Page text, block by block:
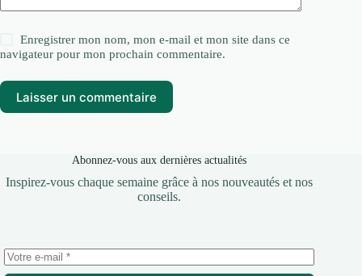
Enregistrer mon nom, mon e-mail et mon site dans ce
navigateur pour mon prochain commentaire.
Laisser un commentaire
Abonnez-vous aux dernières actualités
Inspirez-vous chaque semaine grâce à nos nouveautés et nos
conseils.